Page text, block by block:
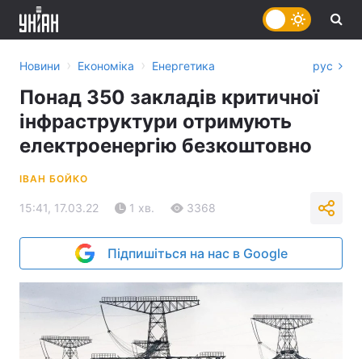
Новини › Економіка › Енергетика рус
Понад 350 закладів критичної
інфраструктури отримують
електроенергію безкоштовно
ІВАН БОЙКО
15:41, 17.03.22 1 хв. 3368
Підпишіться на нас в Google